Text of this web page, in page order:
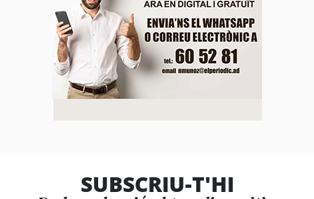
SUBSCRIU-T'HI